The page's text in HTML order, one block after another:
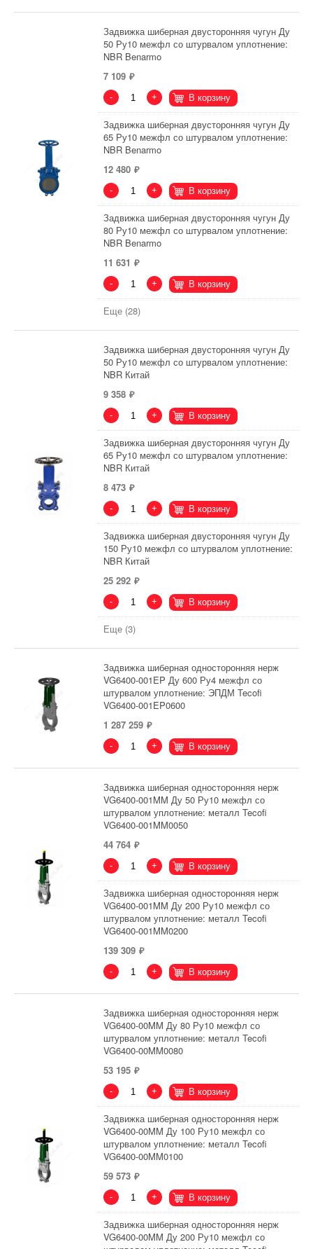
Задвижка шиберная двусторонняя чугун Ду
50 Ру10 межфл со штурвалом уплотнение:
NBR Benarmo
7 109
- + В корзину
Задвижка шиберная двусторонняя чугун Ду
65 Ру10 межфл со штурвалом уплотнение:
NBR Benarmo
12 480
- + В корзину
Задвижка шиберная двусторонняя чугун Ду
80 Ру10 межфл со штурвалом уплотнение:
NBR Benarmo
11 631
- + В корзину
Еще (28)
Задвижка шиберная двусторонняя чугун Ду
50 Ру10 межфл со штурвалом уплотнение:
NBR Китай
9 358
- + В корзину
Задвижка шиберная двусторонняя чугун Ду
65 Ру10 межфл со штурвалом уплотнение:
NBR Китай
8 473
- + В корзину
Задвижка шиберная двусторонняя чугун Ду
150 Ру10 межфл со штурвалом уплотнение:
NBR Китай
25 292
- + В корзину
Еще (3)
Задвижка шиберная односторонняя нерж
VG6400-001EP Ду 600 Ру4 межфл со
штурвалом уплотнение: ЭПДМ Tecofi
VG6400-001EP0600
1 287 259
- + В корзину
Задвижка шиберная односторонняя нерж
VG6400-001MM Ду 50 Ру10 межфл со
штурвалом уплотнение: металл Tecofi
VG6400-001MM0050
44 764
- + В корзину
Задвижка шиберная односторонняя нерж
VG6400-001MM Ду 200 Ру10 межфл со
штурвалом уплотнение: металл Tecofi
VG6400-001MM0200
139 309
- + В корзину
Задвижка шиберная односторонняя нерж
VG6400-00MM Ду 80 Ру10 межфл со
штурвалом уплотнение: металл Tecofi
VG6400-00MM0080
53 195
- + В корзину
Задвижка шиберная односторонняя нерж
VG6400-00MM Ду 100 Ру10 межфл со
штурвалом уплотнение: металл Tecofi
VG6400-00MM0100
59 573
- + В корзину
Задвижка шиберная односторонняя нерж
VG6400-00MM Ду 200 Ру10 межфл со